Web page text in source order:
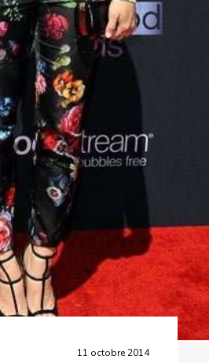
11 octobre 2014